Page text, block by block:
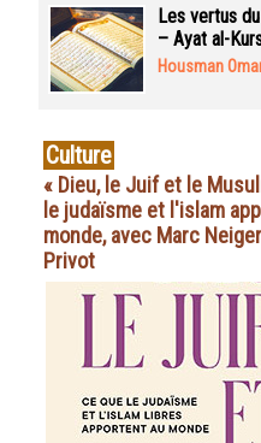
Les vertus
– Ayat al-
Housman
Culture
« Dieu, le Juif et le
le judaïsme et l'islam
monde, avec Marc
Privot